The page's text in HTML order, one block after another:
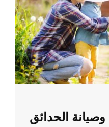
الحدائق